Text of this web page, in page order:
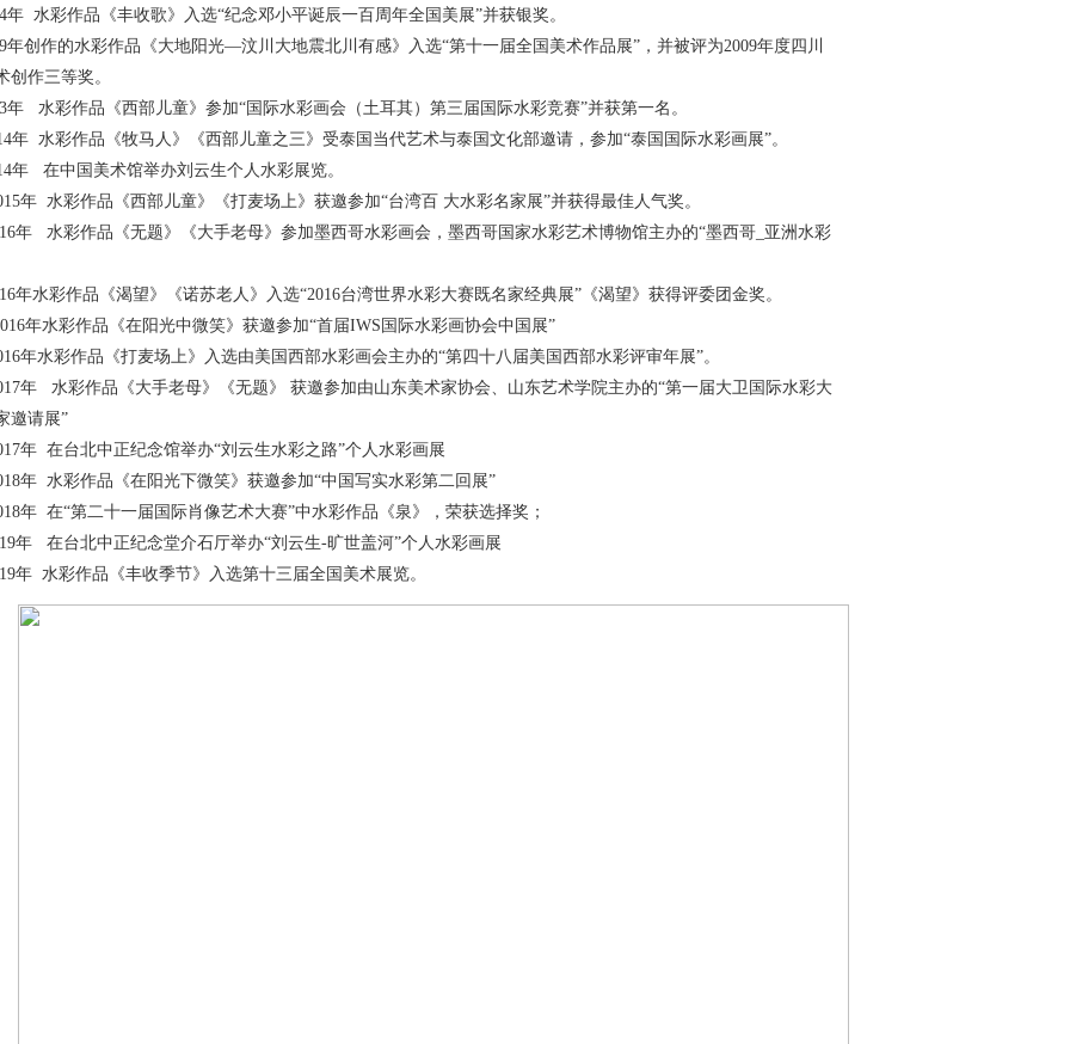
年 水彩作品《丰收歌》入选“纪念邓小平诞辰一百周年全国美展”并获银奖。
年创作的水彩作品《大地阳光—汶川大地震北川有感》入选“第十一届全国美术作品展”，并被评为2009年度四川
创作三等奖。
年 水彩作品《西部儿童》参加“国际水彩画会（土耳其）第三届国际水彩竞赛”并获第一名。
年 水彩作品《牧马人》《西部儿童之三》受泰国当代艺术与泰国文化部邀请，参加“泰国国际水彩画展”。
年 在中国美术馆举办刘云生个人水彩展览。
年 水彩作品《西部儿童》《打麦场上》获邀参加“台湾百 大水彩名家展”并获得最佳人气奖。
年 水彩作品《无题》《大手老母》参加墨西哥水彩画会，墨西哥国家水彩艺术博物馆主办的“墨西哥_亚洲水彩
年水彩作品《渴望》《诺苏老人》入选“2016台湾世界水彩大赛既名家经典展”《渴望》获得评委团金奖。
年水彩作品《在阳光中微笑》获邀参加“首届IWS国际水彩画协会中国展”
年水彩作品《打麦场上》入选由美国西部水彩画会主办的“第四十八届美国西部水彩评审年展”。
年 水彩作品《大手老母》《无题》 获邀参加由山东美术家协会、山东艺术学院主办的“第一届大卫国际水彩大
邀请展”
年 在台北中正纪念馆举办“刘云生水彩之路”个人水彩画展
年 水彩作品《在阳光下微笑》获邀参加“中国写实水彩第二回展”
年 在“第二十一届国际肖像艺术大赛”中水彩作品《泉》，荣获选择奖；
年 在台北中正纪念堂介石厅举办“刘云生-旷世盖河”个人水彩画展
年 水彩作品《丰收季节》入选第十三届全国美术展览。